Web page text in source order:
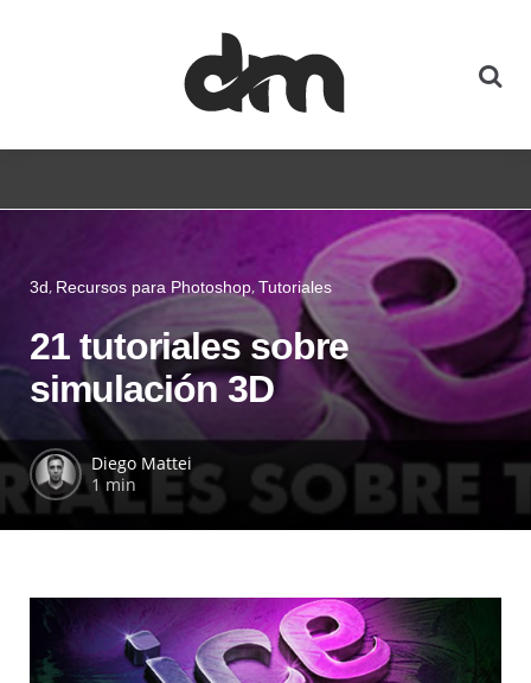
3d Recursos para Photoshop Tutoriales
21 tutoriales sobre
simulación 3D
Diego Mattei
1 min